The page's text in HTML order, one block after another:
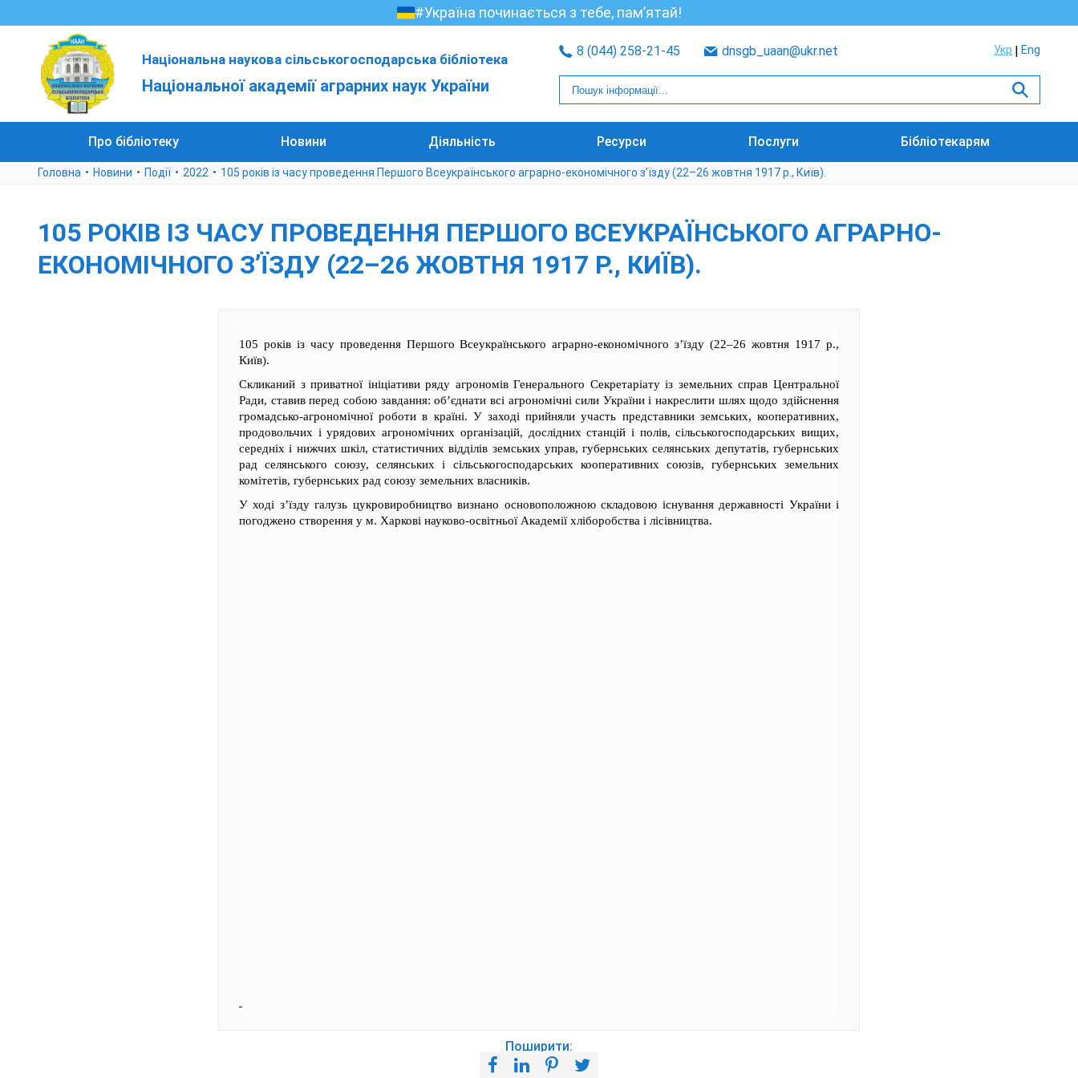
#Україна починається з тебе, пам’ятай!
Національна наукова сільськогосподарська бібліотека
Національної академії аграрних наук України
8 (044) 258-21-45 dnsgb_uaan@ukr.net Укр Eng
Про бібліотеку Новини Діяльність Ресурси Послуги Бібліотекарям
Головна Новини Події 2022 105 років із часу проведення Першого Всеукраїнського аграрно-економічного з’їзду (22–26 жовтня 1917 р., Київ).
105 РОКІВ ІЗ ЧАСУ ПРОВЕДЕННЯ ПЕРШОГО ВСЕУКРАЇНСЬКОГО АГРАРНО-
ЕКОНОМІЧНОГО З’ЇЗДУ (22–26 ЖОВТНЯ 1917 Р., КИЇВ).
105 років із часу проведення Першого Всеукраїнського аграрно-економічного з’їзду (22–26 жовтня 1917 р.,
Київ).
Скликаний з приватної ініціативи ряду агрономів Генерального Секретаріату із земельних справ Центральної
Ради, ставив перед собою завдання: об’єднати всі агрономічні сили України і накреслити шлях щодо здійснення
громадсько-агрономічної роботи в країні. У заході прийняли участь представники земських, кооперативних,
продовольчих і урядових агрономічних організацій, дослідних станцій і полів, сільськогосподарських вищих,
середніх і нижчих шкіл, статистичних відділів земських управ, губернських селянських депутатів, губернських
рад селянського союзу, селянських і сільськогосподарських кооперативних союзів, губернських земельних
комітетів, губернських рад союзу земельних власників.
У ході з’їзду галузь цукровиробництво визнано основоположною складовою існування державності України і
погоджено створення у м. Харкові науково-освітньої Академії хліборобства і лісівництва.
Поширити: